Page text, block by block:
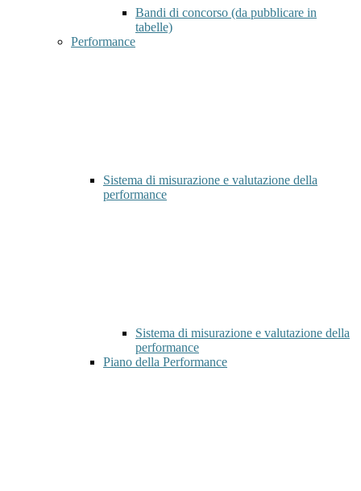
Bandi di concorso (da pubblicare in
tabelle)
Performance
Sistema di misurazione e valutazione della
performance
Sistema di misurazione e valutazione della
performance
Piano della Performance